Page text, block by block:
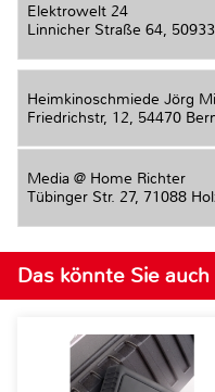
Elektrowelt 24
Linnicher Straße 64,
Heimkinoschmiede Jörg
Friedrichstr, 12, 54470
Media @ Home Richter
Tübinger Str. 27, 71088
Das könnte Sie